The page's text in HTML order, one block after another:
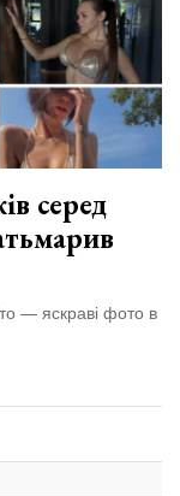
серед
— яскраві фото в